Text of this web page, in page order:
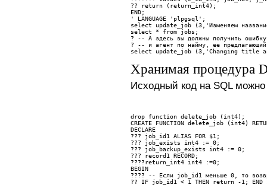
??
return (return_int4);
END;
' LANGUAGE 'plpgsql';
select update_job (3,'Изменяем
select * from jobs;
?
-- А здесь вы должны получить
? -- и агент по найму, ее
select update_job (3,'Changing title
Хранимая процедура
Исходный код на SQL
drop function delete_job (int4);
CREATE FUNCTION delete_job (int4)
DECLARE
???
job_id1 ALIAS FOR $1;
???
job_exists int4 := 0;
???
job_backup_exists int4 := 0;
???
record1 RECORD;
????return_int4 int4 :=0;
BEGIN
???? -- Если job_id1 меньше 0, то
??
IF job_id1 < 1 THEN return -1; END